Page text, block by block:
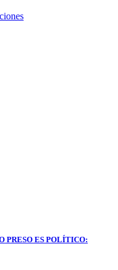
PRESO ES POLÍTICO: